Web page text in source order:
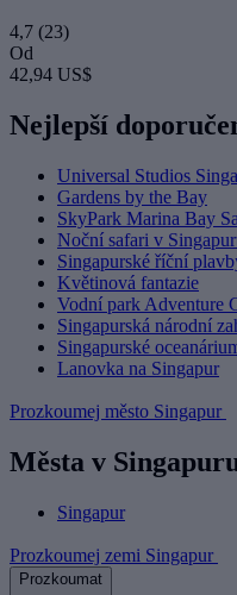
4,7 (23)
Od
42,94 US$
Nejlepší
Universal Studios
Gardens by the Bay
SkyPark Marina Bay
Noční safari v
Singapurské říční
Květinová fantazie
Vodní park Adventure
Singapurská národní
Singapurské
Lanovka na Singapur
Prozkoumej město Singapur
Města v
Singapur
Prozkoumej zemi Singapur
Prozkoumat